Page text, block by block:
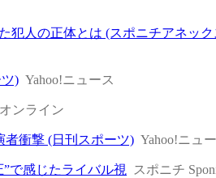
犯人の正体とは (スポニチアネック
) Yahoo!ニュース
ンライン
衝撃 (日刊スポーツ) Yahoo!ニュ
で感じたライバル視 スポニチ